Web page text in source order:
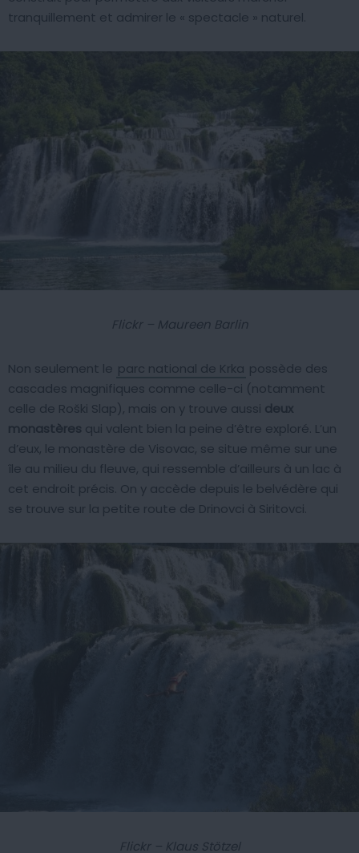
tranquillement et admirer le « spectacle » naturel.
Flickr – Maureen Barlin
Non seulement le parc national de Krka possède des
cascades magnifiques comme celle-ci (notamment
celle de Roški Slap), mais on y trouve aussi deux
monastères qui valent bien la peine d’être exploré. L’un
d’eux, le monastère de Visovac, se situe même sur une
île au milieu du fleuve, qui ressemble d’ailleurs à un lac à
cet endroit précis. On y accède depuis le belvédère qui
se trouve sur la petite route de Drinovci à Siritovci.
Flickr – Klaus Stötzel